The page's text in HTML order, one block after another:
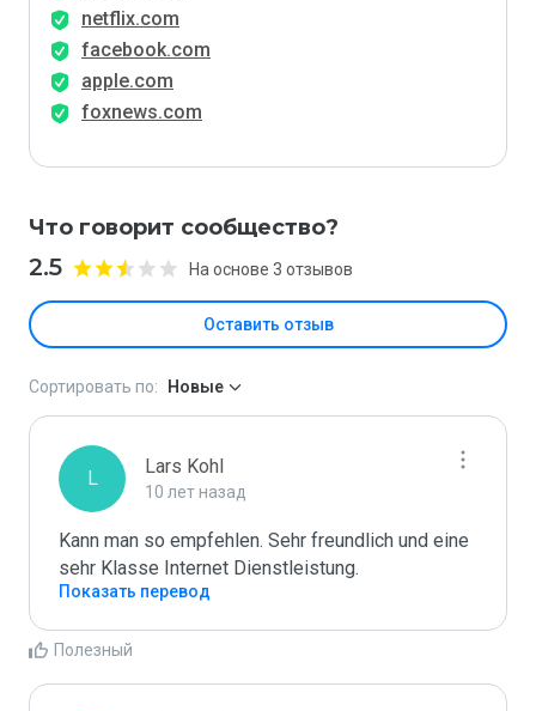
netflix.com
facebook.com
apple.com
foxnews.com
Что говорит сообщество?
2.5 На основе 3 отзывов
Оставить отзыв
Сортировать по: Новые
L
Lars Kohl
10 лет назад
Kann man so empfehlen. Sehr freundlich und eine
sehr Klasse Internet Dienstleistung.
Показать перевод
Полезный